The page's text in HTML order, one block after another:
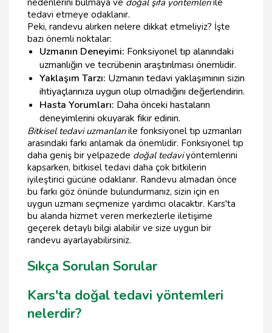
tedavi etmeye odaklanır.
Peki, randevu alırken nelere dikkat etmeliyiz? İşte
bazı önemli noktalar:
Uzmanın Deneyimi: Fonksiyonel tıp alanındaki
uzmanlığın ve tecrübenin araştırılması önemlidir.
Yaklaşım Tarzı: Uzmanın tedavi yaklaşımının sizin
ihtiyaçlarınıza uygun olup olmadığını değerlendirin.
Hasta Yorumları: Daha önceki hastaların
deneyimlerini okuyarak fikir edinin.
Bitkisel tedavi uzmanlarıile fonksiyonel tıp uzmanları
arasındaki farkı anlamak da önemlidir. Fonksiyonel tıp
daha geniş bir yelpazede doğal tedaviyöntemlerini
kapsarken, bitkisel tedavi daha çok bitkilerin
iyileştirici gücüne odaklanır. Randevu almadan önce
bu farkı göz önünde bulundurmanız, sizin için en
uygun uzmanı seçmenize yardımcı olacaktır. Kars'ta
bu alanda hizmet veren merkezlerle iletişime
geçerek detaylı bilgi alabilir ve size uygun bir
randevu ayarlayabilirsiniz.
Sıkça Sorulan Sorular
Kars'ta doğal tedavi yöntemleri
nelerdir?